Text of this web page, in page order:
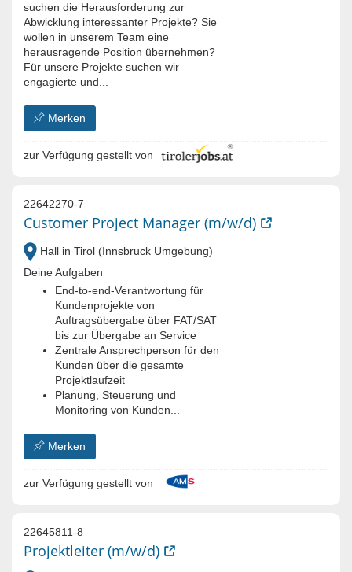
suchen die Herausforderung zur
Abwicklung interessanter Projekte? Sie
wollen in unserem Team eine
herausragende Position übernehmen?
Für unsere Projekte suchen wir
engagierte und...
Merken
zur Verfügung gestellt von
22642270-7
Customer Project Manager (m/w/d)
Hall in Tirol (Innsbruck Umgebung)
Deine Aufgaben
End‑to‑end‑Verantwortung für
Kundenprojekte von
Auftragsübergabe über FAT/SAT
bis zur Übergabe an Service
Zentrale Ansprechperson für den
Kunden über die gesamte
Projektlaufzeit
Planung, Steuerung und
Monitoring von Kunden...
Merken
zur Verfügung gestellt von
22645811-8
Projektleiter (m/w/d)